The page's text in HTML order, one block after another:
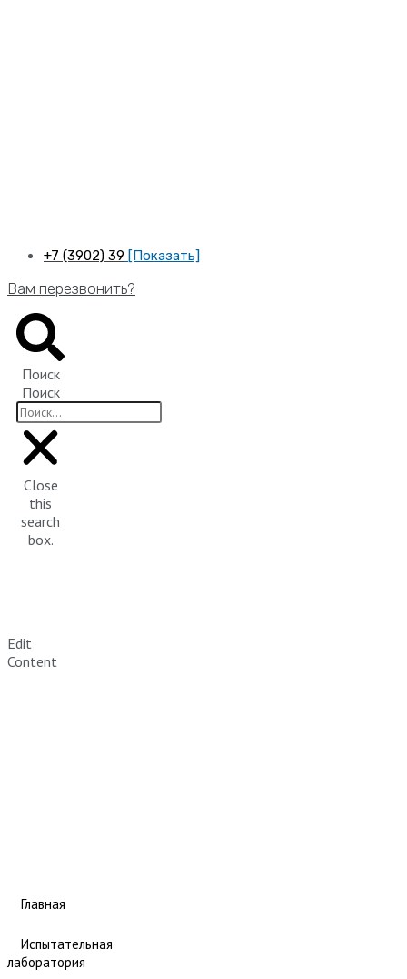
+7 (3902) 39 [Показать]
Вам перезвонить?
Поиск
Поиск
Close
this
search
box.
Edit
Content
Главная
Испытательная
лаборатория